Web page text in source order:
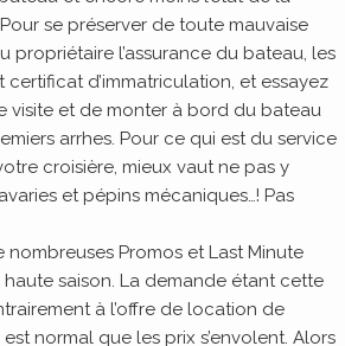
se préserver de toute mauvaise
propriétaire l’assurance du bateau, les
d’immatriculation, et essayez
visite et de monter à bord du bateau
arrhes. Pour ce qui est du service
croisière, mieux vaut ne pas y
et pépins mécaniques…! Pas
nombreuses Promos et Last Minute
haute saison. La demande étant cette
à l’offre de location de
normal que les prix s’envolent. Alors